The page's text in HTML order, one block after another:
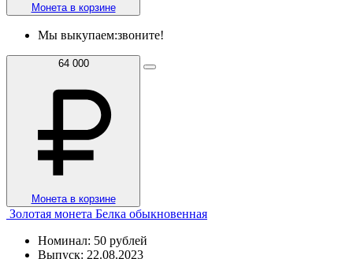
Монета в корзине
Мы выкупаем:звоните!
64 000
Монета в корзине
Золотая монета Белка обыкновенная
Номинал: 50 рублей
Выпуск: 22.08.2023